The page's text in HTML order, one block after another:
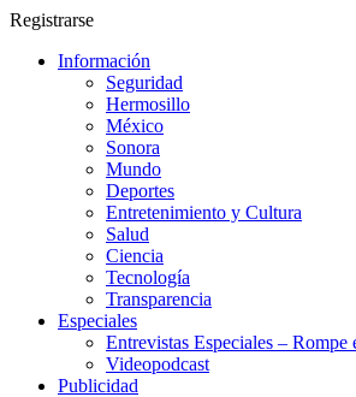
Registrarse
Información
Seguridad
Hermosillo
México
Sonora
Mundo
Deportes
Entretenimiento y Cultura
Salud
Ciencia
Tecnología
Transparencia
Especiales
Entrevistas Especiales – Rompe
Videopodcast
Publicidad